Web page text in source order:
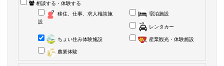
相談する・体験する
移住、仕事、求人相談施
設
宿泊施設
レンタカー
ちょい住み体験施設 産業観光・体験施設
農業体験